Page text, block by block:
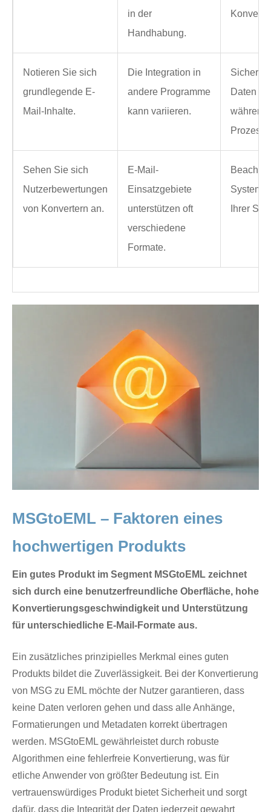
in der
Handhabung.
Notieren Sie sich
grundlegende E-
Mail-Inhalte.
Die Integration in
andere Programme
kann variieren.
Sichern
Daten
während
Sehen Sie sich
Nutzerbewertungen
von Konvertern an.
E-Mail-
Einsatzgebiete
unterstützen oft
verschiedene
Formate.
Ihrer
MSGtoEML – Faktoren eines
hochwertigen Produkts
Ein gutes Produkt im Segment MSGtoEML zeichnet
sich durch eine benutzerfreundliche Oberfläche, hohe
Konvertierungsgeschwindigkeit und Unterstützung
für unterschiedliche E-Mail-Formate aus.
Ein zusätzliches prinzipielles Merkmal eines guten
Produkts bildet die Zuverlässigkeit. Bei der Konvertierung
von MSG zu EML möchte der Nutzer garantieren, dass
keine Daten verloren gehen und dass alle Anhänge,
Formatierungen und Metadaten korrekt übertragen
werden. MSGtoEML gewährleistet durch robuste
Algorithmen eine fehlerfreie Konvertierung, was für
etliche Anwender von größter Bedeutung ist. Ein
vertrauenswürdiges Produkt bietet Sicherheit und sorgt
dafür, dass die Integrität der Daten jederzeit gewahrt